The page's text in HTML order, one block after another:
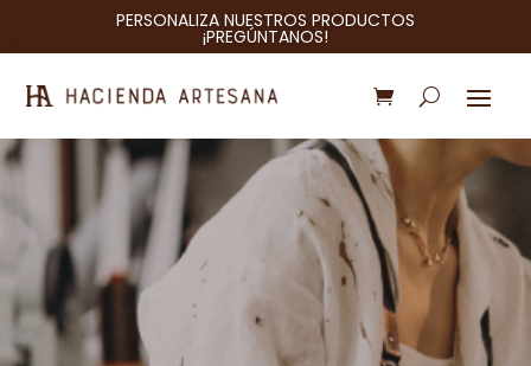
PERSONALIZA NUESTROS PRODUCTOS
¡PREGÚNTANOS!